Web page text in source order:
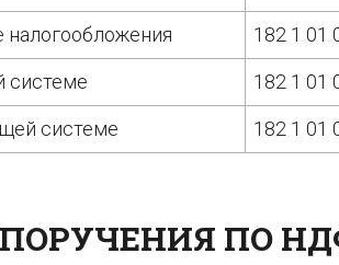
налогообложения 182 1 01
системе 182 1 01
системе 182 1 01
ПО